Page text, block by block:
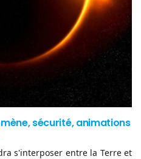
sécurité, animations
s'interposer entre la Terre et